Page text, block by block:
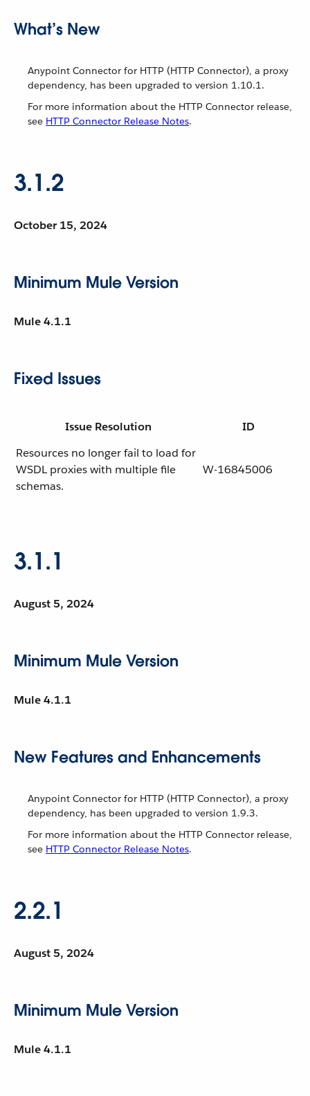
What’s New
Anypoint Connector for HTTP (HTTP Connector), a proxy
dependency, has been upgraded to version 1.10.1.
For more information about the HTTP Connector release,
see HTTP Connector Release Notes.
3.1.2
October 15, 2024
Minimum Mule Version
Mule 4.1.1
Fixed Issues
Issue Resolution
ID
Resources no longer fail to load for
WSDL proxies with multiple file
schemas.
W-16845006
3.1.1
August 5, 2024
Minimum Mule Version
Mule 4.1.1
New Features and Enhancements
Anypoint Connector for HTTP (HTTP Connector), a proxy
dependency, has been upgraded to version 1.9.3.
For more information about the HTTP Connector release,
see HTTP Connector Release Notes.
2.2.1
August 5, 2024
Minimum Mule Version
Mule 4.1.1